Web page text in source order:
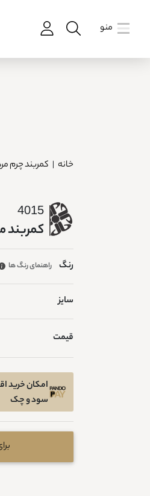
منو
خانه | کمربند چرم
4015
کمربند
رنگ راهنمای رنگ ها
سایز
قیمت
سود و چک